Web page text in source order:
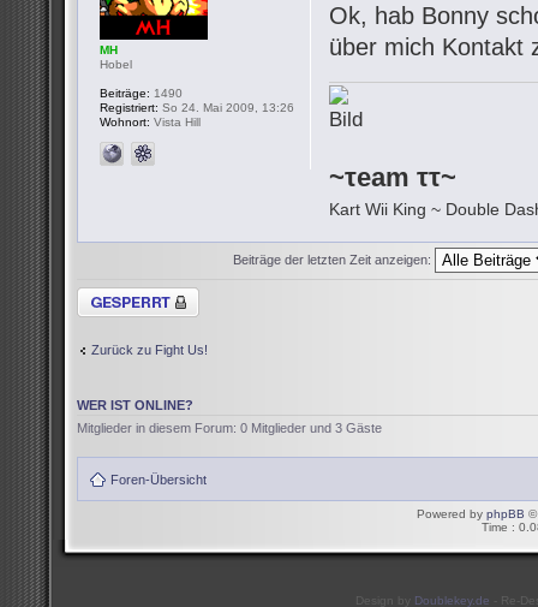
Ok, hab Bonny
über mich Kontakt
~τeam ττ~
Kart Wii King ~ Double
MH
Hobel
Beiträge: 1490
Registriert: So 24. Mai 2009, 13:26
Wohnort: Vista Hill
Beiträge der letzten Zeit anzeigen:
Thema gesperrt
Zurück zu Fight Us!
WER IST ONLINE?
Mitglieder in diesem Forum: 0 Mitglieder und 3 Gäste
Foren-Übersicht
Powered by phpBB ©
Time :
Design by Doublekey.de - Re-